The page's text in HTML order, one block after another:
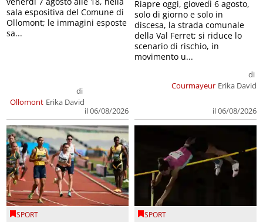
Ollomont
di
Erika David
il 06/08/2026
sala espositiva del Comune di
Ollomont; le immagini esposte
sa...
Courmayeur
di
Erika David
il 06/08/2026
Riapre oggi, giovedì 6 agosto,
solo di giorno e solo in
discesa, la strada comunale
della Val Ferret; si riduce lo
scenario di rischio, in
movimento u...
SPORT SPORT